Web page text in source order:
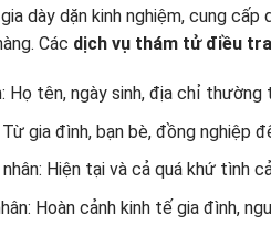
dày dặn kinh nghiệm, cung
Các dịch vụ thám tử điều
Họ tên, ngày sinh, địa chỉ thường
gia đình, bạn bè, đồng nghiệp
Hiện tại và cả quá khứ tình
Hoàn cảnh kinh tế gia đình,